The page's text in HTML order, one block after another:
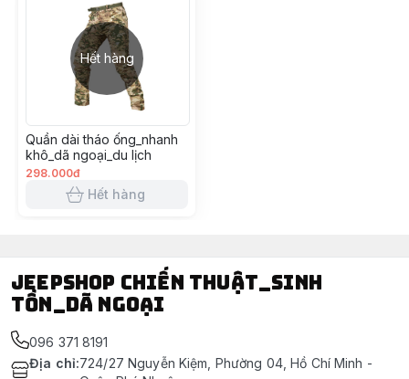
#jean #tuihop #thun #cogian #jeantuihop
Hết hàng
Quần dài tháo ống_nhanh
khô_dã ngoại_du lịch
298.000đ
Hết hàng
Jeepshop chiến thuật_sinh
tồn_dã ngoại
096 371 8191
Địa chỉ:724/27 Nguyễn Kiệm, Phường 04, Hồ Chí Minh -